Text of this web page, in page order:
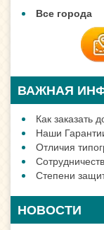
Все города
ВАЖНАЯ
Как заказать
Наши
Отличия
Степени
НОВОСТИ